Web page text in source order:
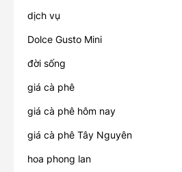
dịch vụ
Dolce Gusto Mini
đời sống
giá cà phê
giá cà phê hôm nay
giá cà phê Tây Nguyên
hoa phong lan